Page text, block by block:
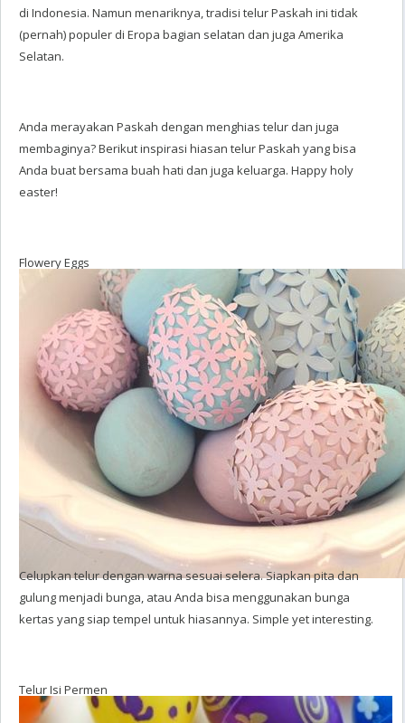
di Indonesia. Namun menariknya, tradisi telur Paskah ini tidak
(pernah) populer di Eropa bagian selatan dan juga Amerika
Selatan.
Anda merayakan Paskah dengan menghias telur dan juga
membaginya? Berikut inspirasi hiasan telur Paskah yang bisa
Anda buat bersama buah hati dan juga keluarga. Happy holy
easter!
Flowery Eggs
Celupkan telur dengan warna sesuai selera. Siapkan pita dan
gulung menjadi bunga, atau Anda bisa menggunakan bunga
kertas yang siap tempel untuk hiasannya. Simple yet interesting.
Telur Isi Permen